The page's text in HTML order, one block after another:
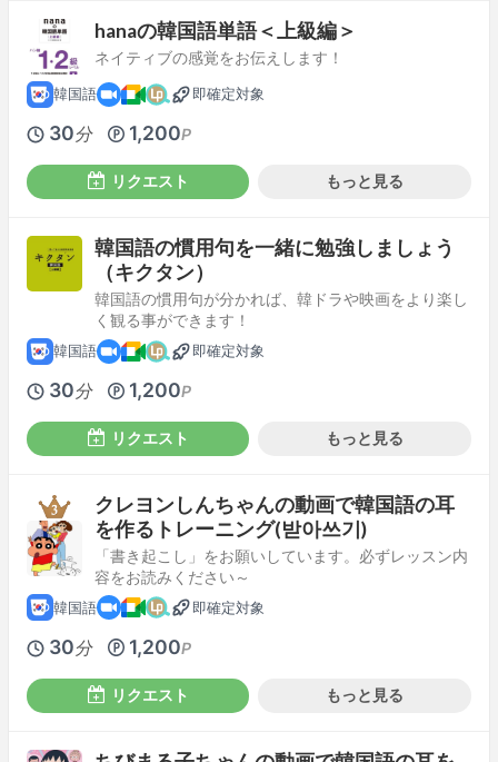
hanaの韓国語単語＜上級編＞
ネイティブの感覚をお伝えします！
韓国語 即確定対象
30分 1,200P
リクエスト もっと見る
韓国語の慣用句を一緒に勉強しましょう
（キクタン）
韓国語の慣用句が分かれば、韓ドラや映画をより楽し
く観る事ができます！
韓国語 即確定対象
30分 1,200P
リクエスト もっと見る
クレヨンしんちゃんの動画で韓国語の耳
を作るトレーニング(받아쓰기)
「書き起こし」をお願いしています。必ずレッスン内
容をお読みください～
韓国語 即確定対象
30分 1,200P
リクエスト もっと見る